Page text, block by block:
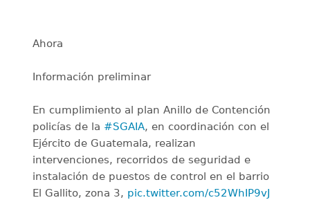
Ahora
Información preliminar
En cumplimiento al plan Anillo de Contención
policías de la #SGAIA, en coordinación con el
Ejército de Guatemala, realizan
intervenciones, recorridos de seguridad e
instalación de puestos de control en el barrio
El Gallito, zona 3, pic.twitter.com/c52WhIP9vJ